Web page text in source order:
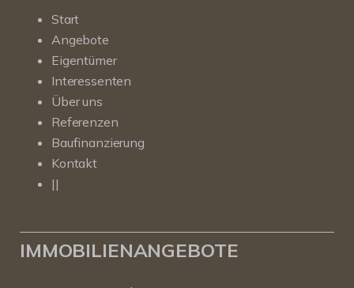
Start
Angebote
Eigentümer
Interessenten
Über uns
Referenzen
Baufinanzierung
Kontakt
||
IMMOBILIENANGEBOTE